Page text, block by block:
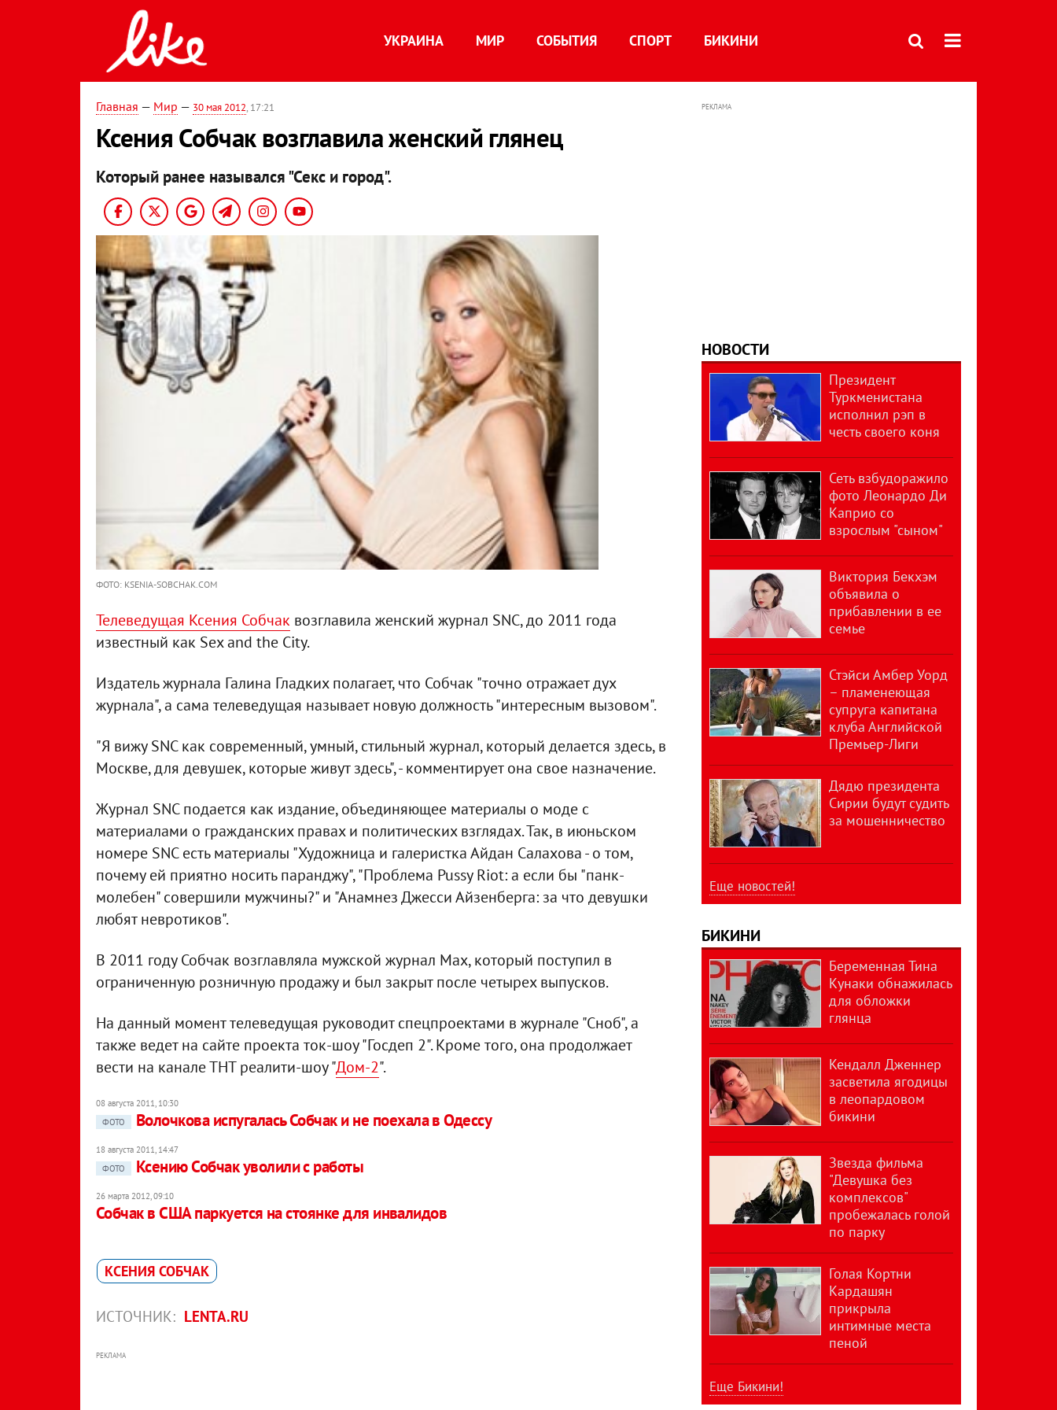
УКРАИНА МИР СОБЫТИЯ СПОРТ БИКИНИ
Главная — Мир — 30 мая 2012, 17:21
Ксения Собчак возглавила женский глянец
Который ранее назывался "Секс и город".
ФОТО: KSENIA-SOBCHAK.COM
Телеведущая Ксения Собчак возглавила женский журнал SNC, до 2011 года
известный как Sex and the City.
Издатель журнала Галина Гладких полагает, что Собчак "точно отражает дух
журнала", а сама телеведущая называет новую должность "интересным вызовом".
"Я вижу SNC как современный, умный, стильный журнал, который делается здесь, в
Москве, для девушек, которые живут здесь", - комментирует она свое назначение.
Журнал SNC подается как издание, объединяющее материалы о моде с
материалами о гражданских правах и политических взглядах. Так, в июньском
номере SNC есть материалы "Художница и галеристка Айдан Салахова - о том,
почему ей приятно носить паранджу", "Проблема Pussy Riot: а если бы "панк-
молебен" совершили мужчины?" и "Анамнез Джесси Айзенберга: за что девушки
любят невротиков".
В 2011 году Собчак возглавляла мужской журнал Max, который поступил в
ограниченную розничную продажу и был закрыт после четырех выпусков.
На данный момент телеведущая руководит спецпроектами в журнале "Сноб", а
также ведет на сайте проекта ток-шоу "Госдеп 2". Кроме того, она продолжает
вести на канале ТНТ реалити-шоу "Дом-2".
08 августа 2011, 10:30
ФОТО
Волочкова испугалась Собчак и не поехала в Одессу
18 августа 2011, 14:47
ФОТО
Ксению Собчак уволили с работы
26 марта 2012, 09:10
Собчак в США паркуется на стоянке для инвалидов
КСЕНИЯ СОБЧАК
ИСТОЧНИК: LENTA.RU
РЕКЛАМА
РЕКЛАМА
НОВОСТИ
Президент
Туркменистана
исполнил рэп в
честь своего коня
Сеть взбудоражило
фото Леонардо Ди
Каприо со
взрослым "сыном"
Виктория Бекхэм
объявила о
прибавлении в ее
семье
Стэйси Амбер Уорд
– пламенеющая
супруга капитана
клуба Английской
Премьер-Лиги
Дядю президента
Сирии будут судить
за мошенничество
Еще новостей!
БИКИНИ
Беременная Тина
Кунаки обнажилась
для обложки
глянца
Кендалл Дженнер
засветила ягодицы
в леопардовом
бикини
Звезда фильма
"Девушка без
комплексов"
пробежалась голой
по парку
Голая Кортни
Кардашян
прикрыла
интимные места
пеной
Еще Бикини!